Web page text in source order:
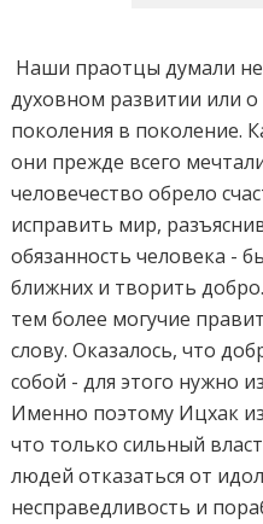
Наши праотцы думали
духовном развитии или
поколения в поколение.
они прежде всего
человечество обрело
исправить мир,
обязанность человека -
ближних и творить
тем более могучие
слову. Оказалось, что
собой - для этого нужно
Именно поэтому Ицхак
что только сильный
людей отказаться от
несправедливость и